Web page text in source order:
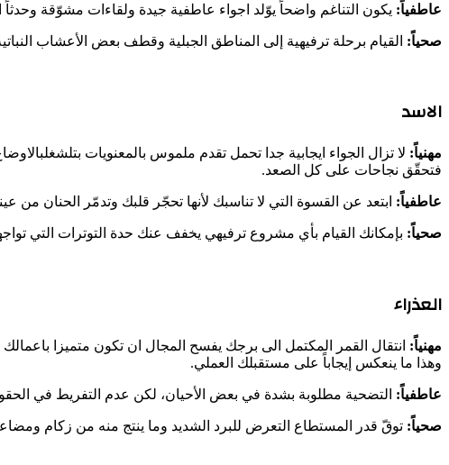
عاطفياً: يكون التناغم واضحاً يوّلد اجواء عاطفية جيدة ولقاءات مشوّقة وحدثاً
صحياً: القيام برحلة ترفيهية إلى المناطق الجبلية وقطف بعض الأعشاب
الاسد
مهنياً: لا تزال الجواء ايجابية جدا تحمل تقدم ملموس بالمعنويات
فتحقّق نجاحات على كل الصعد.
عاطفياً: ابتعد عن القسوة التي لا تناسبك لأنها تحجّر قلبك وتدمّر الحنان من
صحياً: بإمكانك القيام بأي مشروع ترفيهي يخفف عنك حدة التوترات التي
العذراء
مهنياً: انتقال القمر المكتمل الى برجك يفسح المجال ان تكون متميزا
وهذا ما ينعكس إيجاباً على مستقبلك العملي.
عاطفياً: التضحية مطلوبة بشدة في بعض الأحيان، لكن عدم التفريط في
صحياً: توقّ قدر المستطاع التعرض للبرد الشديد وما ينتج منه من زكام